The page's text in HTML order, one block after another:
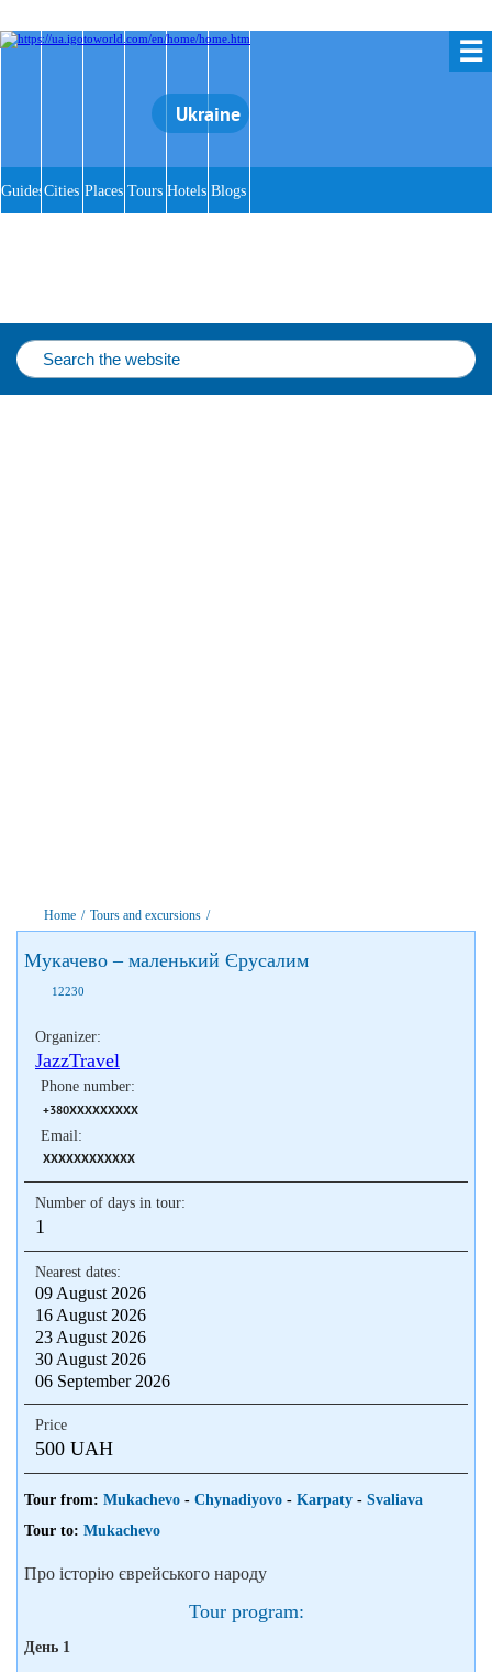
☰
Ukraine
Guides Cities Places Tours Hotels Blogs
Home / Tours and excursions /
Мукачево – маленький Єрусалим
12230
Organizer:
JazzTravel
Phone number:
+380XXXXXXXXX
Email:
XXXXXXXXXXXX
Number of days in tour:
1
Nearest dates:
09 August 2026
16 August 2026
23 August 2026
30 August 2026
06 September 2026
Price
500 UAH
Tour from: Mukachevo - Chynadiyovo - Karpaty - Svaliava
Tour to: Mukachevo
Про історію єврейського народу
Tour program:
День 1